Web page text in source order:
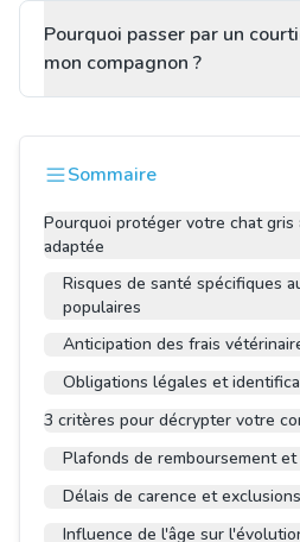
Pourquoi passer par un
mon compagnon ?
Sommaire
Pourquoi protéger votre chat gris
adaptée
Risques de santé spécifiques
populaires
Anticipation des frais
Obligations légales et
3 critères pour décrypter votre
Plafonds de remboursement
Délais de carence et
Influence de l'âge sur